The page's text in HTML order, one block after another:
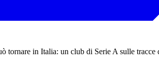
tornare in Italia: un club di Serie A sulle